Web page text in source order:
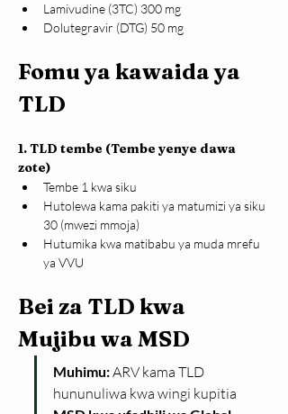
Lamivudine (3TC) 300 mg
Dolutegravir (DTG) 50 mg
Fomu ya kawaida ya
TLD
1. TLD tembe (Tembe yenye dawa
zote)
Tembe 1 kwa siku
Hutolewa kama pakiti ya matumizi ya siku
30 (mwezi mmoja)
Hutumika kwa matibabu ya muda mrefu
ya VVU
Bei za TLD kwa
Mujibu wa MSD
Muhimu: ARV kama TLD
hununuliwa kwa wingi kupitia